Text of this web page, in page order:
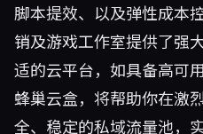
脚本提效、以及弹性成本
销及游戏工作室提供了强
适的云平台，如具备高可
蜂巢云盒，将帮助你在激
全、稳定的私域流量池，